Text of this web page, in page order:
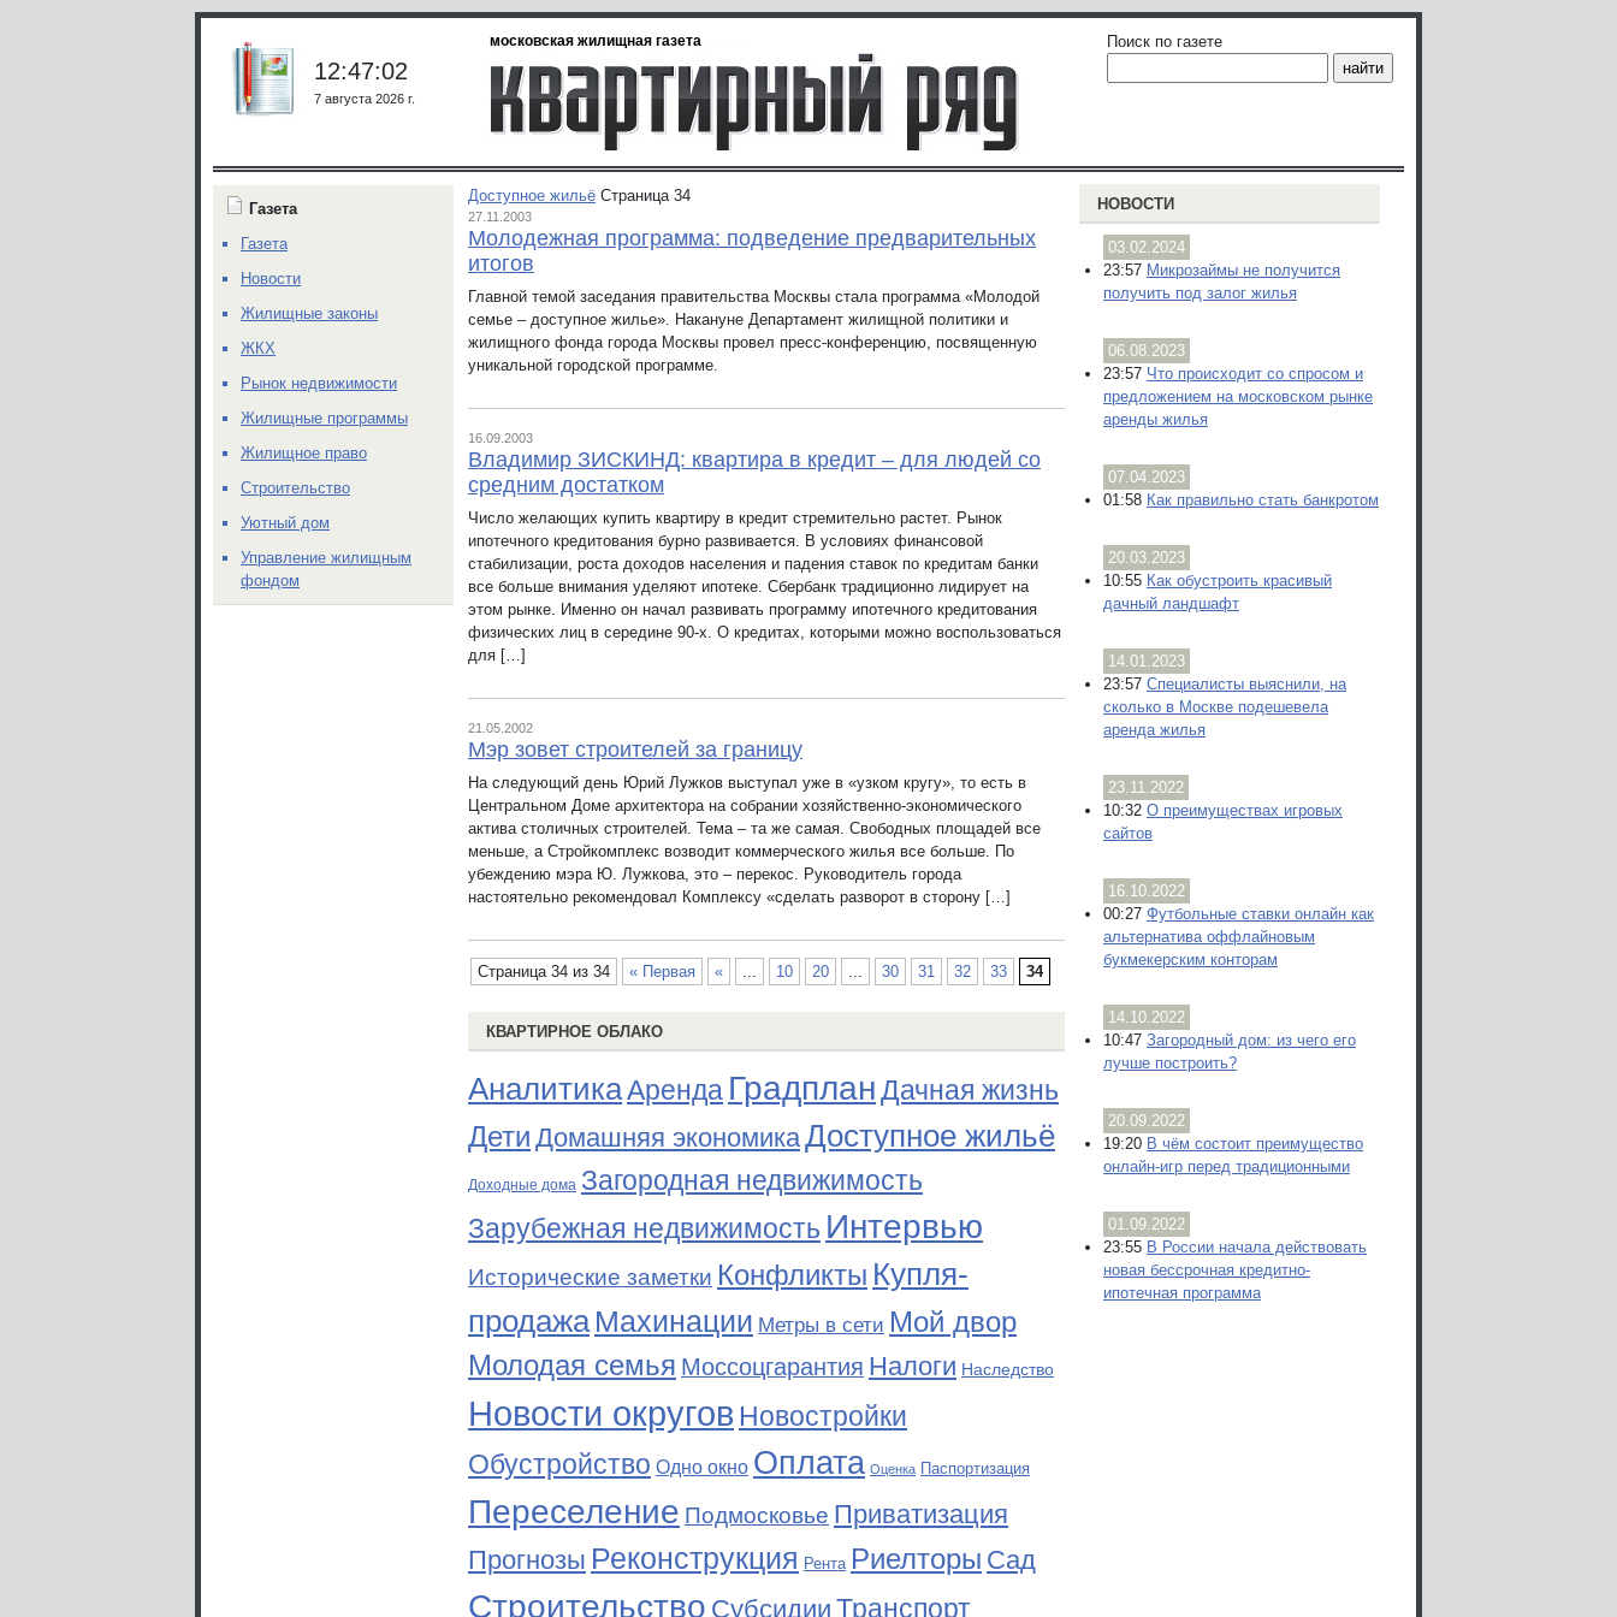
московская жилищная газета
12:47:02
7 августа 2026 г.
Поиск по газете
Доступное жильё Страница 34
27.11.2003
Молодежная программа: подведение предварительных
итогов
Главной темой заседания правительства Москвы стала программа «Молодой
семье – доступное жилье». Накануне Департамент жилищной политики и
жилищного фонда города Москвы провел пресс-конференцию, посвященную
уникальной городской программе.
16.09.2003
Владимир ЗИСКИНД: квартира в кредит – для людей со
средним достатком
Число желающих купить квартиру в кредит стремительно растет. Рынок
ипотечного кредитования бурно развивается. В условиях финансовой
стабилизации, роста доходов населения и падения ставок по кредитам банки
все больше внимания уделяют ипотеке. Сбербанк традиционно лидирует на
этом рынке. Именно он начал развивать программу ипотечного кредитования
физических лиц в середине 90-х. О кредитах, которыми можно воспользоваться
для […]
21.05.2002
Мэр зовет строителей за границу
На следующий день Юрий Лужков выступал уже в «узком кругу», то есть в
Центральном Доме архитектора на собрании хозяйственно-экономического
актива столичных строителей. Тема – та же самая. Свободных площадей все
меньше, а Стройкомплекс возводит коммерческого жилья все больше. По
убеждению мэра Ю. Лужкова, это – перекос. Руководитель города
настоятельно рекомендовал Комплексу «сделать разворот в сторону […]
Страница 34 из 34 « Первая « ... 10 20 ... 30 31 32 33 34
КВАРТИРНОЕ ОБЛАКО
АналитикаАренда ГрадпланДачная жизнь
Дети Домашняя экономикаДоступное жильё
Доходные дома Загородная недвижимость
Зарубежная недвижимость Интервью
Исторические заметки Конфликты Купля-
продажа Махинации Метры в сети Мой двор
Молодая семья Моссоцгарантия Налоги Наследство
Новости округов Новостройки
Обустройство Одно окно Оплата Оценка Паспортизация
Переселение Подмосковье Приватизация
Прогнозы Реконструкция Рента Риелторы Сад
Строительство Субсидии Транспорт
НОВОСТИ
03.02.2024
23:57 Микрозаймы не получится
получить под залог жилья
06.08.2023
23:57 Что происходит со спросом и
предложением на московском рынке
аренды жилья
07.04.2023
01:58 Как правильно стать банкротом
20.03.2023
10:55 Как обустроить красивый
дачный ландшафт
14.01.2023
23:57 Специалисты выяснили, на
сколько в Москве подешевела
аренда жилья
23.11.2022
10:32 О преимуществах игровых
сайтов
16.10.2022
00:27 Футбольные ставки онлайн как
альтернатива оффлайновым
букмекерским конторам
14.10.2022
10:47 Загородный дом: из чего его
лучше построить?
20.09.2022
19:20 В чём состоит преимущество
онлайн-игр перед традиционными
01.09.2022
23:55 В России начала действовать
новая бессрочная кредитно-
ипотечная программа
Газета
Газета
Новости
Жилищные законы
ЖКХ
Рынок недвижимости
Жилищные программы
Жилищное право
Строительство
Уютный дом
Управление жилищным
фондом